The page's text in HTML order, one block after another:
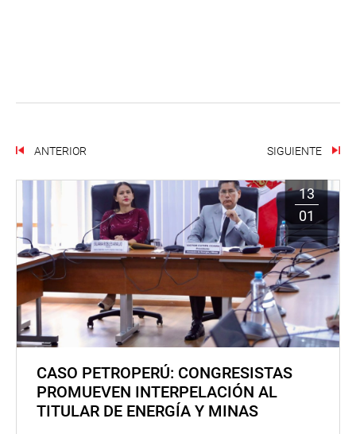
ANTERIOR SIGUIENTE
13
01
CASO PETROPERÚ: CONGRESISTAS
PROMUEVEN INTERPELACIÓN AL
TITULAR DE ENERGÍA Y MINAS